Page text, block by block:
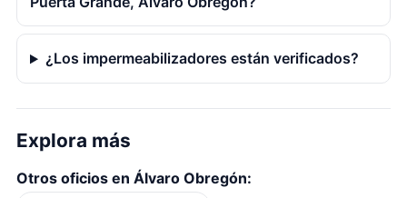
¿Los impermeabilizadores están verificados?
Explora más
Otros oficios en Álvaro Obregón: